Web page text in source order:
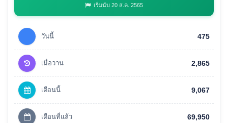
เริ่มนับ 20 ส.ค. 2565
วันนี้ 475
เมื่อวาน 2,865
เดือนนี้ 9,067
เดือนที่แล้ว 69,950